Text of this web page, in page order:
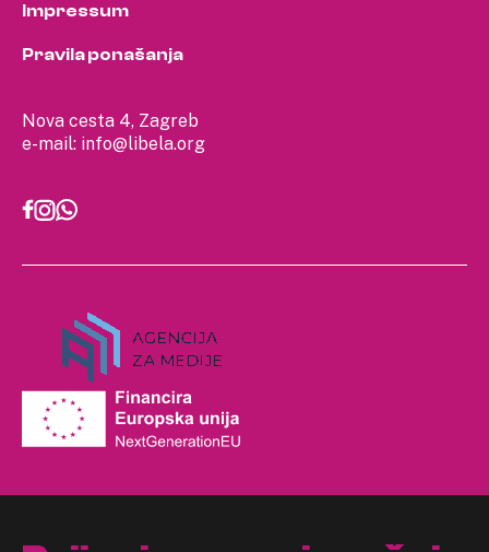
Nova cesta 4, Zagreb
e-mail: info@libela.org
Impressum
Pravila ponašanja